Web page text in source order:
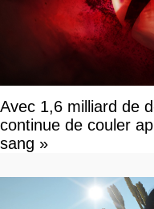
Avec 1,6 milliard de
continue de couler
sang »